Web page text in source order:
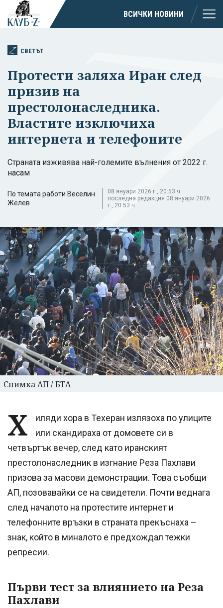
ВСИЧКИ НОВИНИ
СВЕТЪТ
Протести заляха Иран след
призив на
престолонаследника.
Властите изключиха
интернета и телефоните
Страната изживява най-големите вълнения от 2022 г.
насам
По темата работи Веселин
Желев
08 януари 2026 г., 20:53 ч.
последна редакция 08 януари 2026
г., 20:53 ч.
Снимка АП / БТА
Х
иляди хора в Техеран излязоха по улиците
или скандираха от домовете си в
четвъртък вечер, след като иранският
престолонаследник в изгнание Реза Пахлави
призова за масови демонстрации. Това съобщи
АП, позовавайки се на свидетели. Почти веднага
след началото на протестите интернет и
телефонните връзки в страната прекъснаха –
знак, който в миналото е предхождал тежки
репресии.
Първи тест за влиянието на Реза
Пахлави